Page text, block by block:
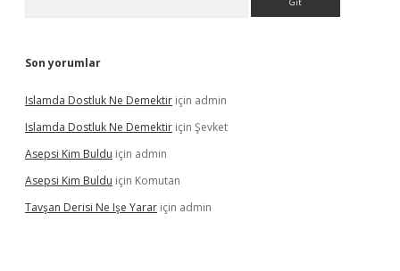
Son yorumlar
Islamda Dostluk Ne Demektir için admin
Islamda Dostluk Ne Demektir için Şevket
Asepsi Kim Buldu için admin
Asepsi Kim Buldu için Komutan
Tavşan Derisi Ne Işe Yarar için admin